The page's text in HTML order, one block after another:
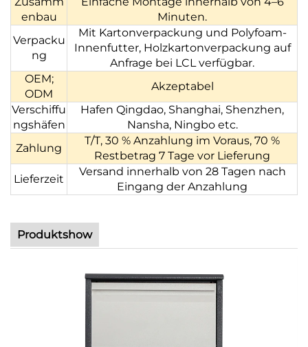
enbau
Minuten.
Verpacku
ng
Mit Kartonverpackung und Polyfoam-
Innenfutter, Holzkartonverpackung auf
Anfrage bei LCL verfügbar.
OEM;
ODM
Akzeptabel
Verschiffu
ngshäfen
Hafen Qingdao, Shanghai, Shenzhen,
Nansha, Ningbo etc.
Zahlung
T/T, 30 % Anzahlung im Voraus, 70 %
Restbetrag 7 Tage vor Lieferung
Lieferzeit
Versand innerhalb von 28 Tagen nach
Eingang der Anzahlung
Produktshow